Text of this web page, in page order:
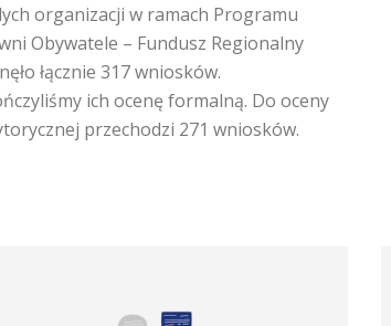
organizacji w ramach Programu
Obywatele – Fundusz Regionalny
łącznie 317 wniosków.
ich ocenę formalną. Do oceny
przechodzi 271 wniosków.